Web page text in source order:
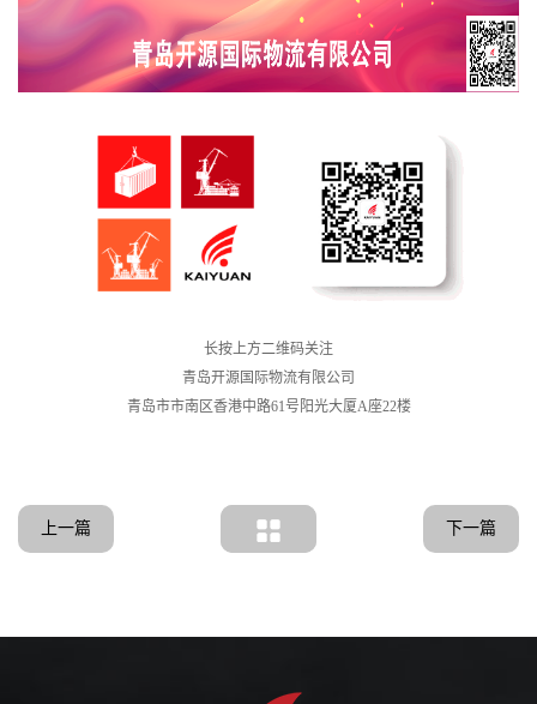
长按上方二维码关注
青岛开源国际物流有限公司
青岛市市南区香港中路61号阳光大厦A座22楼
上一篇 下一篇